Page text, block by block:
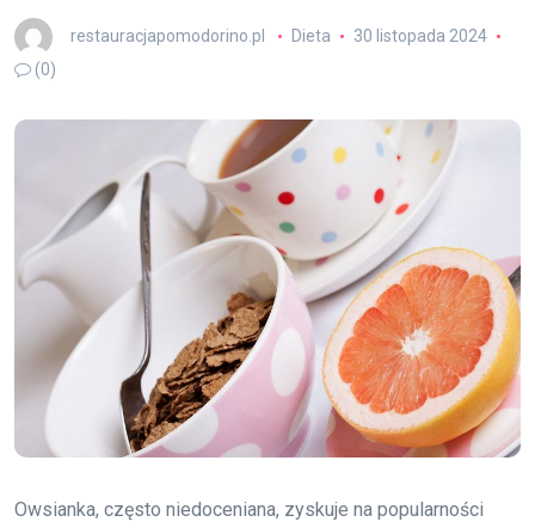
restauracjapomodorino.pl Dieta
30 listopada 2024
(0)
Owsianka, często niedoceniana, zyskuje na popularności